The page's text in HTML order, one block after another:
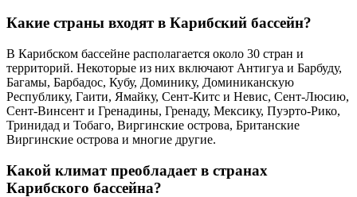
Какие страны входят в Карибский бассейн?
В Карибском бассейне располагается около 30 стран и
территорий. Некоторые из них включают Антигуа и Барбуду,
Багамы, Барбадос, Кубу, Доминику, Доминиканскую
Республику, Гаити, Ямайку, Сент-Китс и Невис, Сент-Люсию,
Сент-Винсент и Гренадины, Гренаду, Мексику, Пуэрто-Рико,
Тринидад и Тобаго, Виргинские острова, Британские
Виргинские острова и многие другие.
Какой климат преобладает в странах
Карибского бассейна?